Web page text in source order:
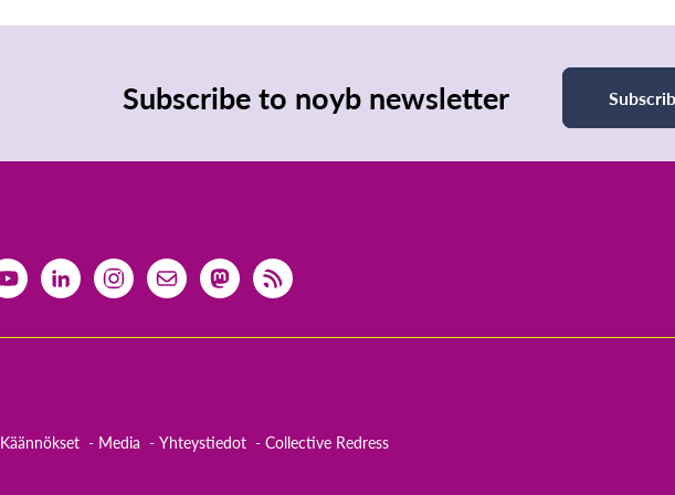
Subscribe to noyb newsletter
Käännökset Media Yhteystiedot Collective Redress